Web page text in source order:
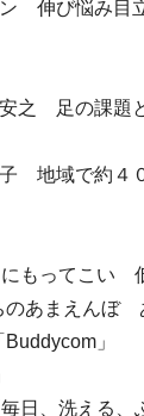
伸び悩み目
之 足の課題
地域で約４
もってこい
あまえんぼ
」
日、洗える、